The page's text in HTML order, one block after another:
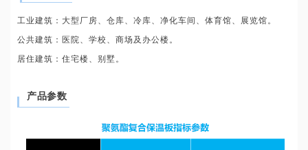
工业建筑：大型厂房、仓库、冷库、净化车间、体育馆、展览馆。
公共建筑：医院、学校、商场及办公楼。
居住建筑：住宅楼、别墅。
产品参数